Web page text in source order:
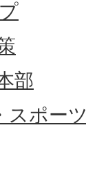
部
スポーツ